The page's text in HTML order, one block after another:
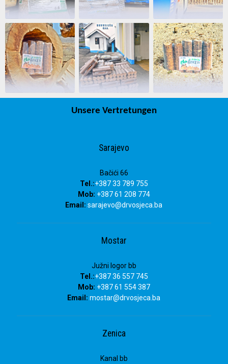
Unsere Vertretungen
Sarajevo
Bačići 66
Tel.:+387 33 789 755
Mob: +387 61 208 774
Email: sarajevo@drvosjeca.ba
Mostar
Južni logor bb
Tel.:+387 36 557 745
Mob: +387 61 554 387
Email: mostar@drvosjeca.ba
Zenica
Kanal bb